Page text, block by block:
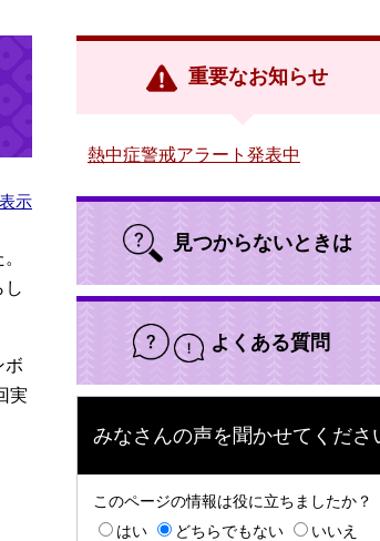
示
し
ボ
実
重要なお知らせ
熱中症警戒アラート発表中
見つからないときは
よくある質問
みなさんの声を聞かせてくださ
このページの情報は役に立ちましたか？
はい
どちらでもない いいえ